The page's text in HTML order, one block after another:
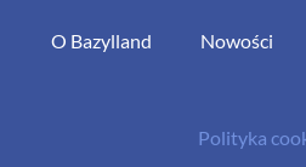
O Bazylland Nowości
Polityka